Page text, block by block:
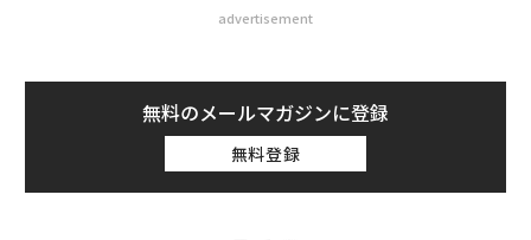
advertisement
無料のメールマガジンに登録
無料登録